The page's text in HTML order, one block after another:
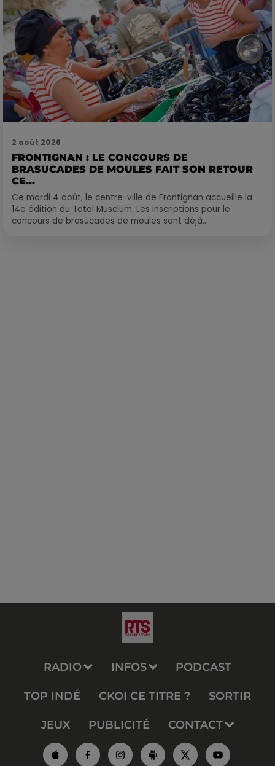
2 août 2026
FRONTIGNAN : LE CONCOURS DE
BRASUCADES DE MOULES FAIT SON RETOUR
CE...
Ce mardi 4 août, le centre-ville de Frontignan accueille la
14e édition du Total Musclum. Les inscriptions pour le
concours de brasucades de moules sont déjà...
RADIO INFOS PODCAST
TOP INDÉ CKOI CE TITRE ? SORTIR
JEUX PUBLICITÉ CONTACT